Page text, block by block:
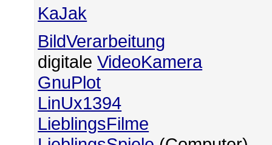
KaJak
BildVerarbeitung
digitaleVideoKamera
GnuPlot
LinUx1394
LieblingsFilme